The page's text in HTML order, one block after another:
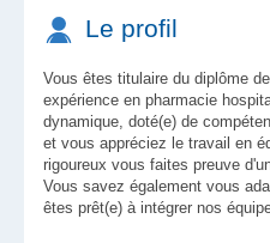
Le profil
Vous êtes titulaire du diplôme
expérience en pharmacie
dynamique, doté(e) de
et vous appréciez le travail en
rigoureux vous faites preuve
Vous savez également vous
êtes prêt(e) à intégrer nos